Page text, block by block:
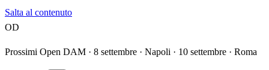
Salta al contenuto
OD
Prossimi Open DAM · 8 settembre · Napoli · 10 settembre · Roma